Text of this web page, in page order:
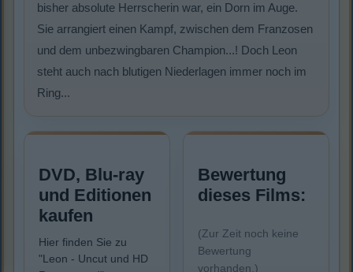
bisher absolute Herrscherin war, ein Dorn im Auge.
Sie arrangiert einen Kampf, zwischen dem Franzosen
und dem unbezwingbaren Champion...! Doch Leon
steht auch nach blutigen Niederlagen immer noch im
Ring...
DVD, Blu-ray
und Editionen
kaufen
Hier finden Sie zu
"Leon - Uncut und HD
Bewertung
dieses Films:
(Zur Zeit noch keine
Bewertung
vorhanden.)